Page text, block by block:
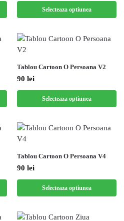
Selecteaza optiunea
Tablou Cartoon O Persoana V2
90 lei
Selecteaza optiunea
Tablou Cartoon O Persoana V4
90 lei
Selecteaza optiunea